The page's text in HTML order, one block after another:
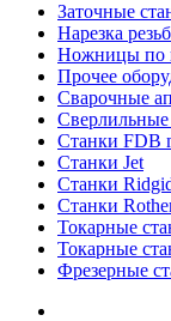
Заточные
Нарезка
Ножницы по
Прочее
Сварочные
Сверлильные
Станки FDB
Станки Jet
Станки
Станки
Токарные
Токарные
Фрезерные